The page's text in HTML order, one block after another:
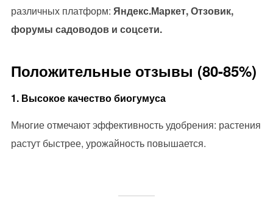
различных платформ: Яндекс.Маркет, Отзовик,
форумы садоводов и соцсети.
Положительные отзывы (80-85%)
1. Высокое качество биогумуса
Многие отмечают эффективность удобрения: растения
растут быстрее, урожайность повышается.